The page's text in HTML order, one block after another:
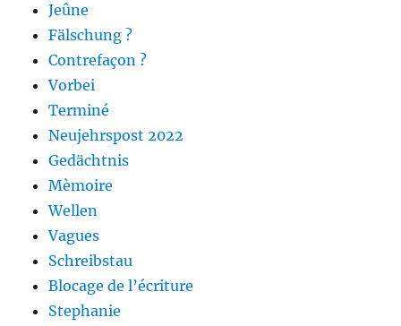
Jeûne
Fälschung ?
Contrefaçon ?
Vorbei
Terminé
Neujehrspost 2022
Gedächtnis
Mèmoire
Wellen
Vagues
Schreibstau
Blocage de l’écriture
Stephanie